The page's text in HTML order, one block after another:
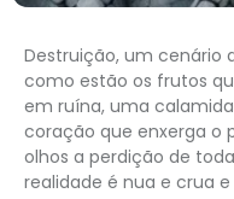
Destruição, um cenário
como estão os frutos
em ruína, uma
coração que enxerga o
olhos a perdição de
realidade é nua e crua